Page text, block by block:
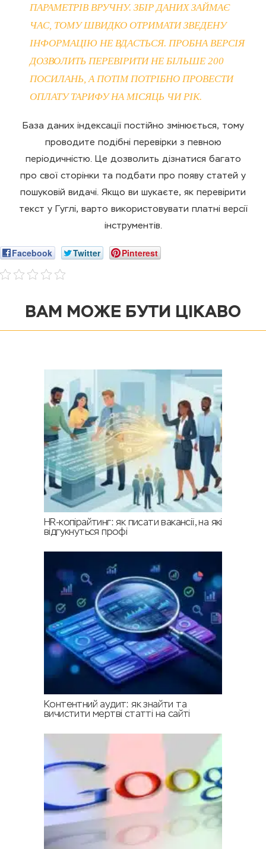
ПАРАМЕТРІВ ВРУЧНУ. ЗБІР ДАНИХ ЗАЙМАЄ
ЧАС, ТОМУ ШВИДКО ОТРИМАТИ ЗВЕДЕНУ
ІНФОРМАЦІЮ НЕ ВДАСТЬСЯ. ПРОБНА ВЕРСІЯ
ДОЗВОЛИТЬ ПЕРЕВІРИТИ НЕ БІЛЬШЕ 200
ПОСИЛАНЬ, А ПОТІМ ПОТРІБНО ПРОВЕСТИ
ОПЛАТУ ТАРИФУ НА МІСЯЦЬ ЧИ РІК.
База даних індексації постійно змінюється, тому
проводите подібні перевірки з певною
періодичністю. Це дозволить дізнатися багато
про свої сторінки та подбати про появу статей у
пошуковій видачі. Якщо ви шукаєте, як перевірити
текст у Гуглі, варто використовувати платні версії
інструментів.
Facebook Twitter Pinterest
ВАМ МОЖЕ БУТИ ЦІКАВО
HR-копірайтинг: як писати вакансії, на які
відгукнуться профі
Контентний аудит: як знайти та
вичистити мертві статті на сайті